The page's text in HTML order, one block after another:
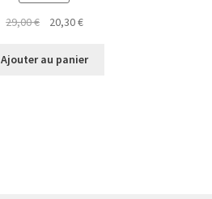
29,00€
Le
initial
20,30€Le
actuel
Ajouter au panier